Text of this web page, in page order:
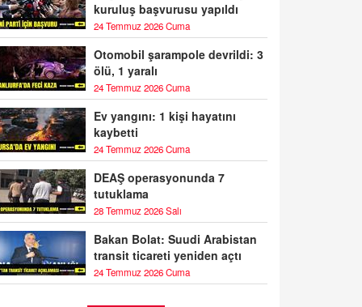
kuruluş başvurusu yapıldı
24 Temmuz 2026 Cuma
Otomobil şarampole devrildi: 3
ölü, 1 yaralı
24 Temmuz 2026 Cuma
Ev yangını: 1 kişi hayatını
kaybetti
24 Temmuz 2026 Cuma
DEAŞ operasyonunda 7
tutuklama
28 Temmuz 2026 Salı
Bakan Bolat: Suudi Arabistan
transit ticareti yeniden açtı
24 Temmuz 2026 Cuma